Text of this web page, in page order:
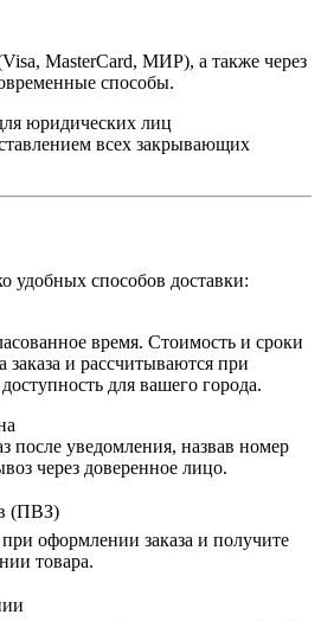
MasterCard, МИР), а также через
способы.
юридических лиц
всех закрывающих
удобных способов доставки:
время. Стоимость и сроки
заказа и рассчитываются при
для вашего города.
после уведомления, назвав номер
через доверенное лицо.
(ПВЗ)
оформлении заказа и получите
товара.